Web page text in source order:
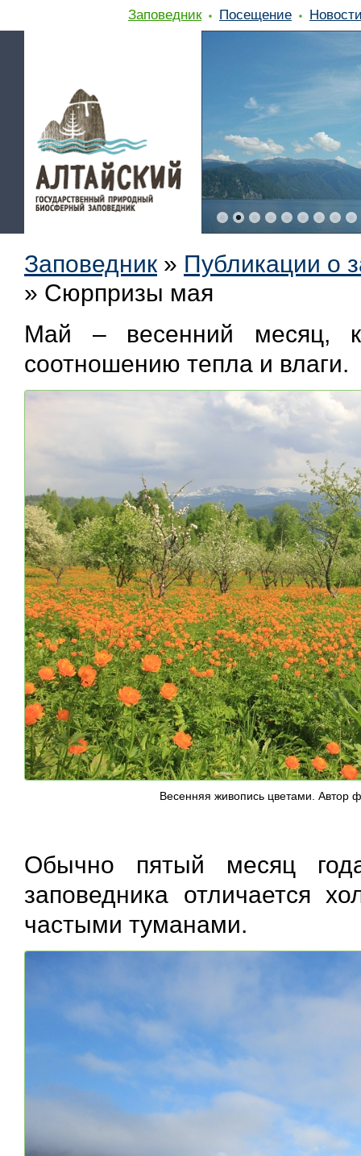
Заповедник Посещение
Заповедник » Публикации о
» Сюрпризы мая
Май – весенний месяц,
соотношению тепла и влаги.
Весенняя живопись цветами. Автор
Обычно пятый месяц
заповедника отличается
частыми туманами.